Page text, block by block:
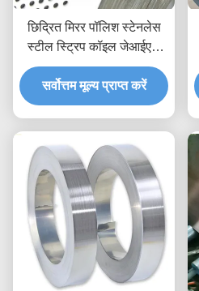
छिद्रित मिरर पॉलिश स्टेनलेस
स्टील स्ट्रिप कॉइल जेआईएस
304 एंटीरस्ट
सर्वोत्तम मूल्य प्राप्त करें